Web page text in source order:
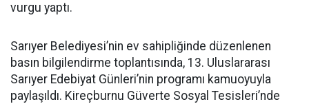
vurgu yaptı.
Sarıyer Belediyesi’nin ev sahipliğinde düzenlenen
basın bilgilendirme toplantısında, 13. Uluslararası
Sarıyer Edebiyat Günleri’nin programı kamuoyuyla
paylaşıldı. Kireçburnu Güverte Sosyal Tesisleri’nde